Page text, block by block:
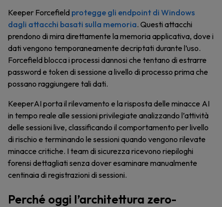
Keeper Forcefield protegge gli endpoint di Windows
dagli attacchi basati sulla memoria. Questi attacchi
prendono di mira direttamente la memoria applicativa, dove i
dati vengono temporaneamente decriptati durante l’uso.
Forcefield blocca i processi dannosi che tentano di estrarre
password e token di sessione a livello di processo prima che
possano raggiungere tali dati.
KeeperAI porta il rilevamento e la risposta delle minacce AI
in tempo reale alle sessioni privilegiate analizzando l’attività
delle sessioni live, classificando il comportamento per livello
di rischio e terminando le sessioni quando vengono rilevate
minacce critiche. I team di sicurezza ricevono riepiloghi
forensi dettagliati senza dover esaminare manualmente
centinaia di registrazioni di sessioni.
Perché oggi l’architettura zero-